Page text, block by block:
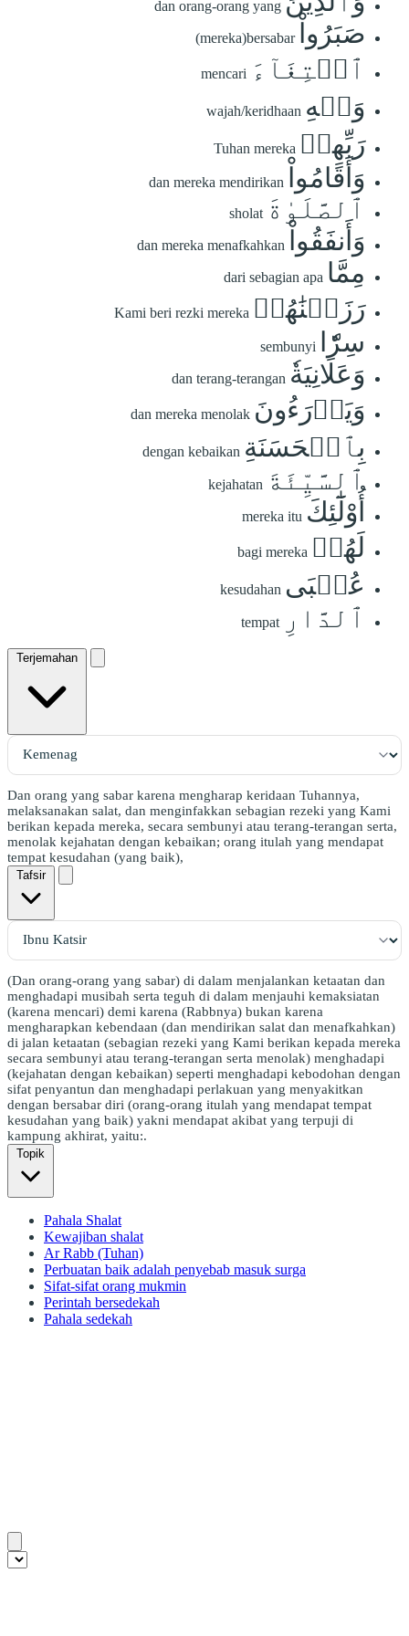
dan orang-orang yang
صَبَرُواْ (mereka)bersabar
ٱبۡتِغَآءَ mencari
وَجۡهِ wajah/keridhaan
رَبِّهِمۡ Tuhan mereka
وَأَقَامُواْ dan mereka mendirikan
ٱلصَّلَوٰةَ sholat
وَأَنفَقُواْ dan mereka menafkahkan
مِمَّا dari sebagian apa
رَزَقۡنَٰهُمۡ Kami beri rezki mereka
سِرّٗا sembunyi
وَعَلَانِيَةٗ dan terang-terangan
وَيَدۡرَءُونَ dan mereka menolak
بِٱلۡحَسَنَةِ dengan kebaikan
ٱلسَّيِّئَةَ kejahatan
أُوْلَٰٓئِكَ mereka itu
لَهُمۡ bagi mereka
عُقۡبَى kesudahan
ٱلدَّارِ tempat
Terjemahan
Dan orang yang sabar karena mengharap keridaan Tuhannya,
melaksanakan salat, dan menginfakkan sebagian rezeki yang Kami
berikan kepada mereka, secara sembunyi atau terang-terangan serta,
menolak kejahatan dengan kebaikan; orang itulah yang mendapat
tempat kesudahan (yang baik),
Tafsir
(Dan orang-orang yang sabar) di dalam menjalankan ketaatan dan
menghadapi musibah serta teguh di dalam menjauhi kemaksiatan
(karena mencari) demi karena (Rabbnya) bukan karena
mengharapkan kebendaan (dan mendirikan salat dan menafkahkan)
di jalan ketaatan (sebagian rezeki yang Kami berikan kepada mereka
secara sembunyi atau terang-terangan serta menolak) menghadapi
(kejahatan dengan kebaikan) seperti menghadapi kebodohan dengan
sifat penyantun dan menghadapi perlakuan yang menyakitkan
dengan bersabar diri (orang-orang itulah yang mendapat tempat
kesudahan yang baik) yakni mendapat akibat yang terpuji di
kampung akhirat, yaitu:.
Topik
Pahala Shalat
Kewajiban shalat
Ar Rabb (Tuhan)
Perbuatan baik adalah penyebab masuk surga
Sifat-sifat orang mukmin
Perintah bersedekah
Pahala sedekah